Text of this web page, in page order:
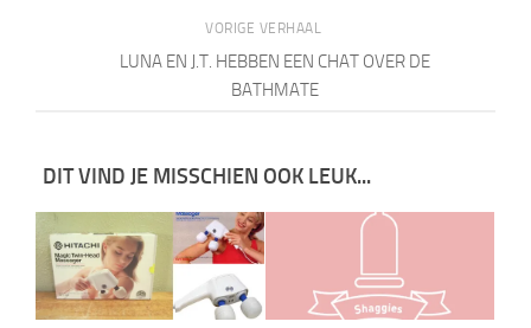
VORIGE VERHAAL
LUNA EN J.T. HEBBEN EEN CHAT OVER DE
BATHMATE
DIT VIND JE MISSCHIEN OOK LEUK...